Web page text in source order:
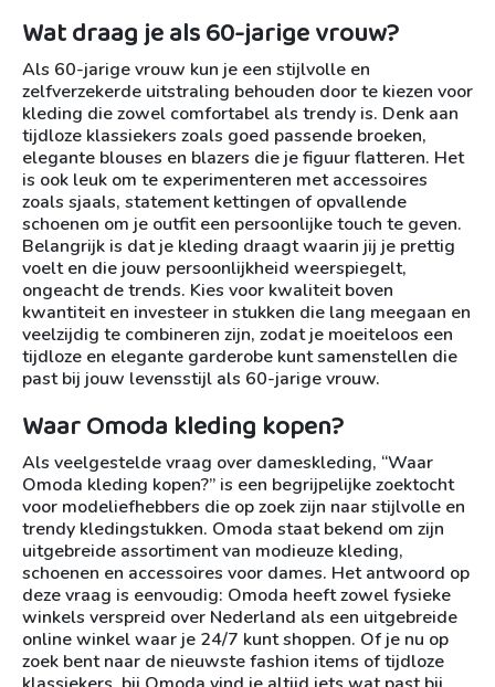
Wat draag je als 60-jarige vrouw?
Als 60-jarige vrouw kun je een stijlvolle en
zelfverzekerde uitstraling behouden door te kiezen voor
kleding die zowel comfortabel als trendy is. Denk aan
tijdloze klassiekers zoals goed passende broeken,
elegante blouses en blazers die je figuur flatteren. Het
is ook leuk om te experimenteren met accessoires
zoals sjaals, statement kettingen of opvallende
schoenen om je outfit een persoonlijke touch te geven.
Belangrijk is dat je kleding draagt waarin jij je prettig
voelt en die jouw persoonlijkheid weerspiegelt,
ongeacht de trends. Kies voor kwaliteit boven
kwantiteit en investeer in stukken die lang meegaan en
veelzijdig te combineren zijn, zodat je moeiteloos een
tijdloze en elegante garderobe kunt samenstellen die
past bij jouw levensstijl als 60-jarige vrouw.
Waar Omoda kleding kopen?
Als veelgestelde vraag over dameskleding, “Waar
Omoda kleding kopen?” is een begrijpelijke zoektocht
voor modeliefhebbers die op zoek zijn naar stijlvolle en
trendy kledingstukken. Omoda staat bekend om zijn
uitgebreide assortiment van modieuze kleding,
schoenen en accessoires voor dames. Het antwoord op
deze vraag is eenvoudig: Omoda heeft zowel fysieke
winkels verspreid over Nederland als een uitgebreide
online winkel waar je 24/7 kunt shoppen. Of je nu op
zoek bent naar de nieuwste fashion items of tijdloze